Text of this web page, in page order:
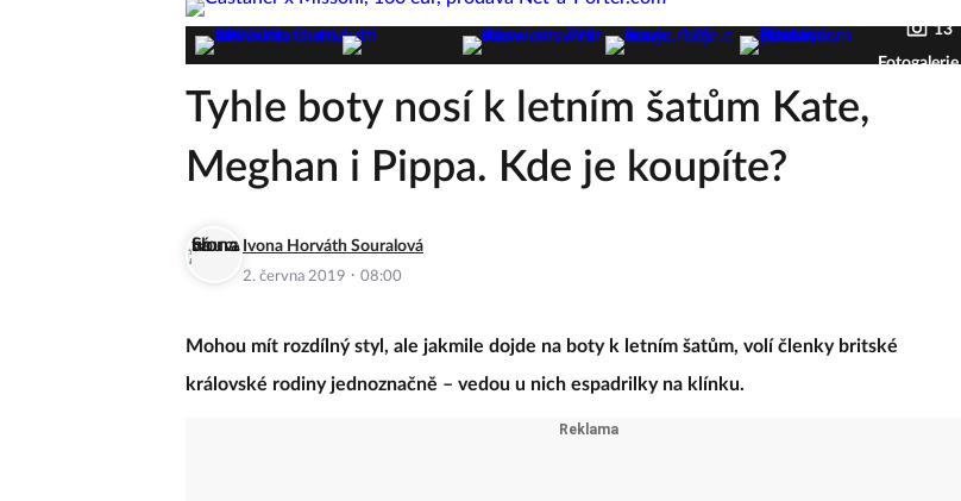
13
Fotogalerie
Tyhle boty nosí k letním šatům Kate,
Meghan i Pippa. Kde je koupíte?
Ivona Horváth Souralová
2. června 2019 · 08:00
Mohou mít rozdílný styl, ale jakmile dojde na boty k letním šatům, volí členky britské
královské rodiny jednoznačně – vedou u nich espadrilky na klínku.